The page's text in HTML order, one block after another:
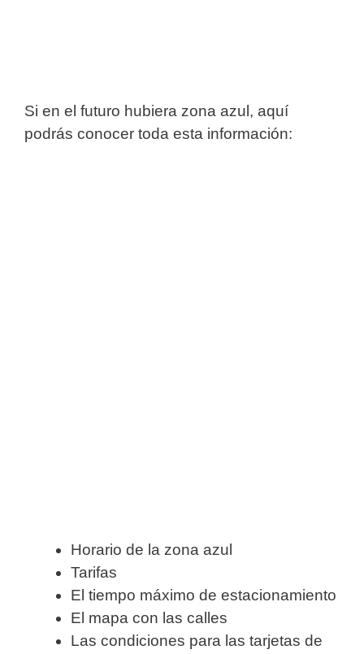
Si en el futuro hubiera zona azul, aquí
podrás conocer toda esta información:
Horario de la zona azul
Tarifas
El tiempo máximo de estacionamiento
El mapa con las calles
Las condiciones para las tarjetas de